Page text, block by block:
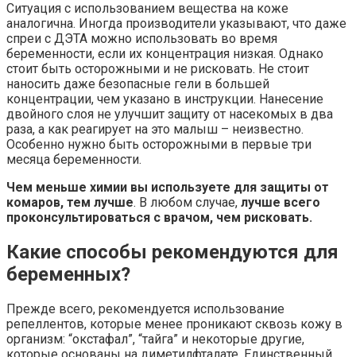
Ситуация с использованием вещества на коже
аналогична. Иногда производители указывают, что даже
спреи с ДЭТА можно использовать во время
беременности, если их концентрация низкая. Однако
стоит быть осторожными и не рисковать. Не стоит
наносить даже безопасные гели в большей
концентрации, чем указано в инструкции. Нанесение
двойного слоя не улучшит защиту от насекомых в два
раза, а как реагирует на это малыш – неизвестно.
Особенно нужно быть осторожными в первые три
месяца беременности.
Чем меньше химии вы используете для защиты от
комаров, тем лучше. В любом случае, лучше всего
проконсультироваться с врачом, чем рисковать.
Какие способы рекомендуются для
беременных?
Прежде всего, рекомендуется использование
репеллентов, которые менее проникают сквозь кожу в
организм: “окстафал”, “тайга” и некоторые другие,